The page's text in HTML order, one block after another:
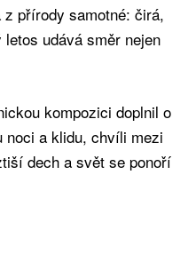
přírody samotné: čirá,
udává směr nejen
kompozici doplnil o
noci a klidu, chvíli mezi
dech a svět se ponoří